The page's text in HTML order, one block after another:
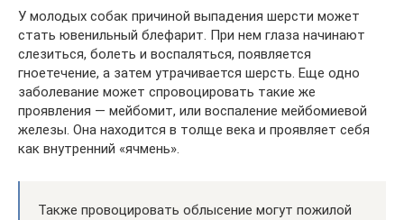
У молодых собак причиной выпадения шерсти может
стать ювенильный блефарит. При нем глаза начинают
слезиться, болеть и воспаляться, появляется
гноетечение, а затем утрачивается шерсть. Еще одно
заболевание может спровоцировать такие же
проявления — мейбомит, или воспаление мейбомиевой
железы. Она находится в толще века и проявляет себя
как внутренний «ячмень».
Также провоцировать облысение могут пожилой